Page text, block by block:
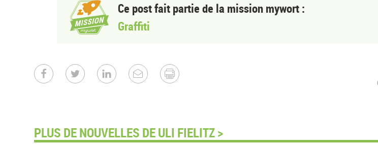
Ce post fait partie de la mission mywort :
Graffiti
PLUS DE NOUVELLES DE ULI FIELITZ >